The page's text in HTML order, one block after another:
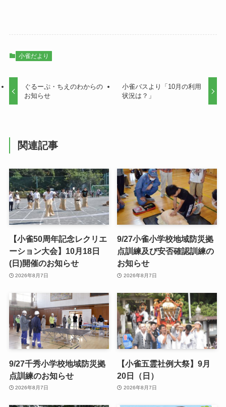
小雀だより
ぐるーぷ・ちえのわからの
お知らせ
小雀バスより「10月の利用
状況は？」
関連記事
【小雀50周年記念レクリエ
ーション大会】10月18日
(日)開催のお知らせ
2026年8月7日
9/27小雀小学校地域防災拠
点訓練及び安否確認訓練の
お知らせ
2026年8月7日
9/27千秀小学校地域防災拠
点訓練のお知らせ
2026年8月7日
【小雀五霊社例大祭】9月
20日（日）
2026年8月7日